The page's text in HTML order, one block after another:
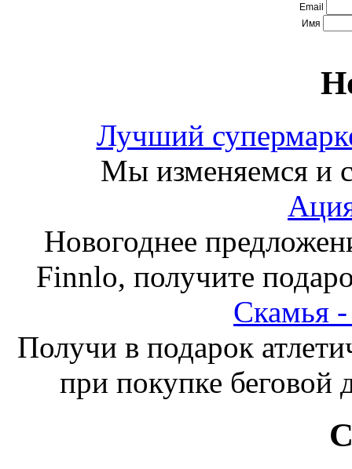
Email
Имя
Лучший
Мы изменяемся и
Новогоднее
Finnlo, получите
Получи в подарок
при покупке беговой